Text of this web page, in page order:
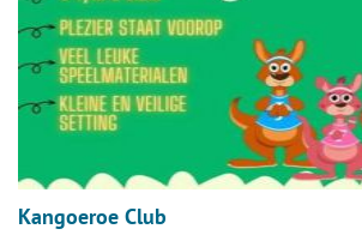
Kangoeroe Club